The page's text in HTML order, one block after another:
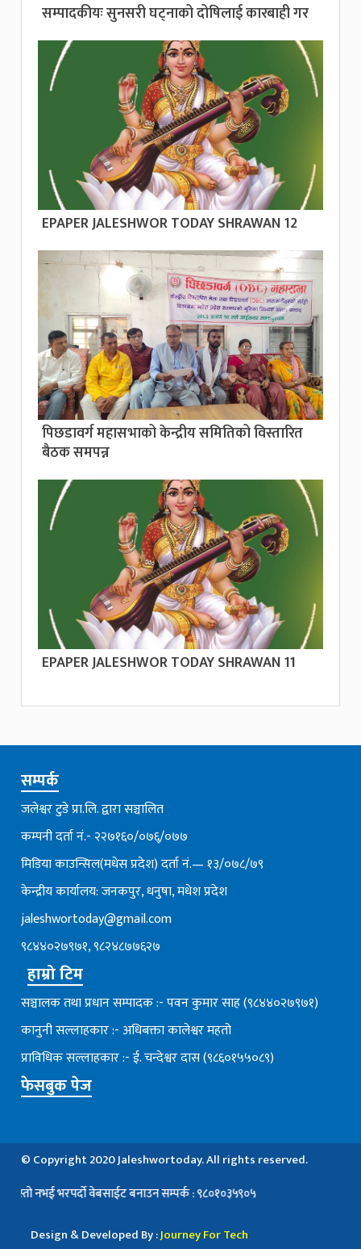
सम्पादकीयः सुनसरी घट्नाको दोषिलाई कारबाही गर
EPAPER JALESHWOR TODAY SHRAWAN 12
पिछडावर्ग महासभाको केन्द्रीय समितिको विस्तारित
बैठक समपन्न
EPAPER JALESHWOR TODAY SHRAWAN 11
सम्पर्क
जलेश्वर टुडे प्रा.लि. द्वारा सञ्चालित
कम्पनी दर्ता नं.- २२७१६०/०७६्/०७७
मिडिया काउन्सिल(मधेस प्रदेश) दर्ता नं.— १३/०७८/७९
केन्द्रीय कार्यालय: जनकपुर, धनुषा, मधेश प्रदेश
jaleshwortoday@gmail.com
९८४४०२७९७१, ९८२४८७७६२७
हाम्रो टिम
सञ्चालक तथा प्रधान सम्पादक :- पवन कुमार साह (९८४४०२७९७१)
कानुनी सल्लाहकार :- अधिबक्ता कालेश्वर महतो
प्राविधिक सल्लाहकार :- ई. चन्देश्वर दास (९८६०१५५०८९)
फेसबुक पेज
© Copyright 2020 Jaleshwortoday. All rights reserved.
भरपर्दाे वेबसाईट बनाउन सम्पर्क : ९८०१०३५९०५
Design & Developed By :Journey For Tech